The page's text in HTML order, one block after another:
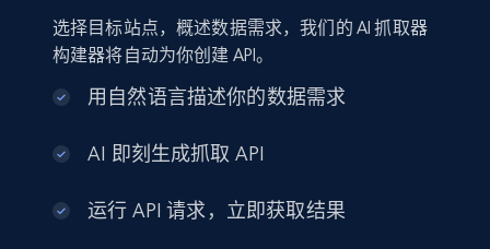
选择目标站点，概述数据需求，我们的 AI 抓取器
构建器将自动为你创建 API。
用自然语言描述你的数据需求
AI 即刻生成抓取 API
运行 API 请求，立即获取结果